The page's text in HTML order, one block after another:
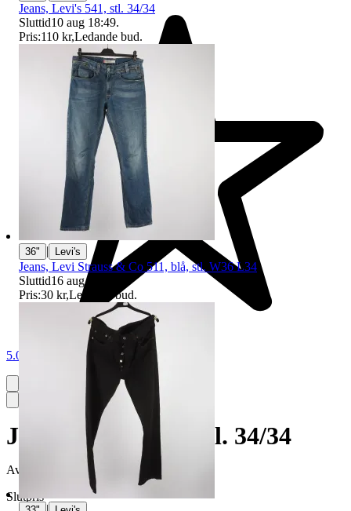
5.0
Jeans, Levi's 511, stl. 34/34
Avslutad
14 jun 20:47
Slutpris
Jeans, Levi's 541, stl. 34/34
Sluttid10 aug 18:49.
Pris:110 kr,Ledande bud.
36" | Levi's
Jeans, Levi Strauss & Co 511, blå, stl. W36 L34
Sluttid16 aug 21:00
Pris:30 kr,Ledande bud.